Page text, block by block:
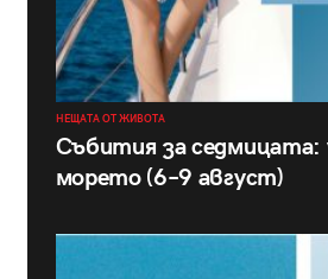
НЕЩАТА ОТ ЖИВОТА
Събития за седмицата:
морето (6–9 август)